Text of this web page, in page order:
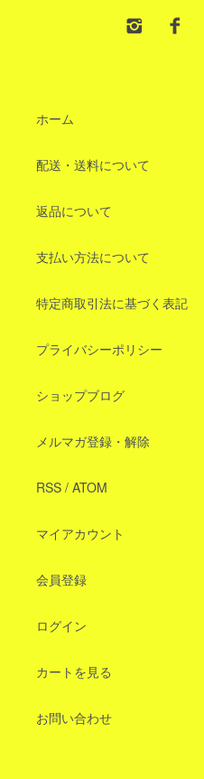
ホーム
配送・送料について
返品について
支払い方法について
特定商取引法に基づく表記
プライバシーポリシー
ショップブログ
メルマガ登録・解除
RSS / ATOM
マイアカウント
会員登録
ログイン
カートを見る
お問い合わせ